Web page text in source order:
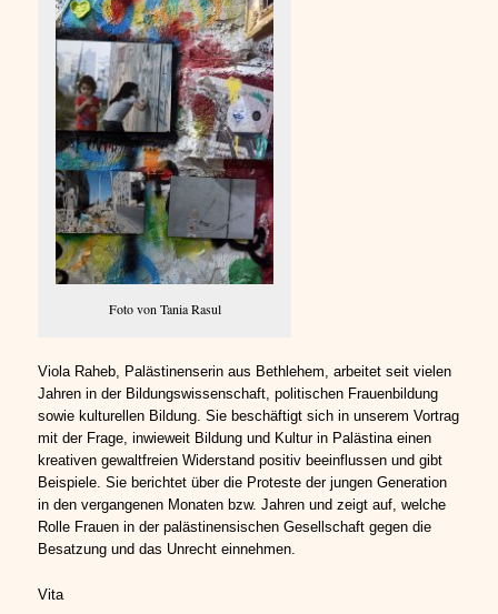
Foto von Tania Rasul
Viola Raheb, Palästinenserin aus Bethlehem, arbeitet seit vielen
Jahren in der Bildungswissenschaft, politischen Frauenbildung
sowie kulturellen Bildung. Sie beschäftigt sich in unserem Vortrag
mit der Frage, inwieweit Bildung und Kultur in Palästina einen
kreativen gewaltfreien Widerstand positiv beeinflussen und gibt
Beispiele. Sie berichtet über die Proteste der jungen Generation
in den vergangenen Monaten bzw. Jahren und zeigt auf, welche
Rolle Frauen in der palästinensischen Gesellschaft gegen die
Besatzung und das Unrecht einnehmen.
­­­­­­­­­­­Vita